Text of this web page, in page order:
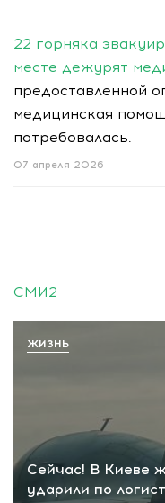
22 горняка
месте дежурят
предоставленной
медицинская
потребовалась.
07 апреля 2026
СМИ2
Сейчас! В Киеве
ударили по
ЖИЗНЬ